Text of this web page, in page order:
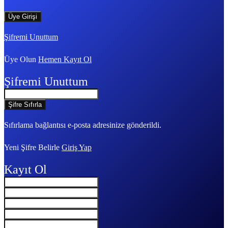
Şifremi Unuttum
Üye Olun Hemen Kayıt Ol
Şifremi Unuttum
Sıfırlama bağlantısı e-posta adresinize gönderildi.
Yeni Şifre Belirle Giriş Yap
Kayıt Ol